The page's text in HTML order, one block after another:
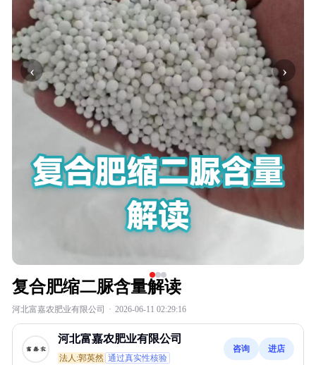
‹ ›
复合肥缩二脲含量解读
河北富嘉农肥业有限公司 · 2026-06-11 02:29:16
河北富嘉农肥业有限公司
法人:郭英然 通过真实性核验
咨询 进店